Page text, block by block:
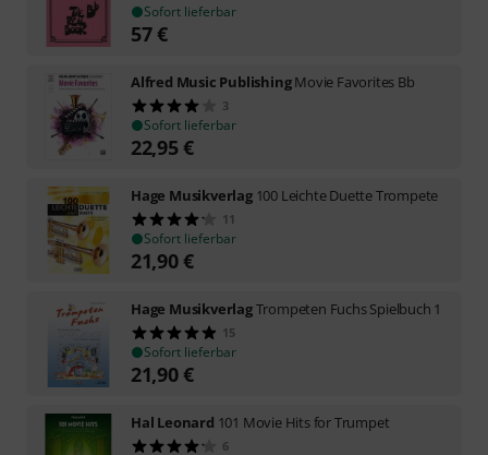
Sofort lieferbar
57€
Alfred Music PublishingMovie Favorites Bb
3
Sofort lieferbar
22,95€
Hage Musikverlag 100 Leichte Duette Trompete
11
Sofort lieferbar
21,90€
Hage MusikverlagTrompeten Fuchs Spielbuch 1
15
Sofort lieferbar
21,90€
Hal Leonard 101 Movie Hits for Trumpet
6